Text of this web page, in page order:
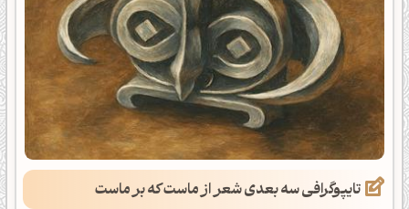
تایپوگرافی سه بعدی شعر از ماست که بر ماست